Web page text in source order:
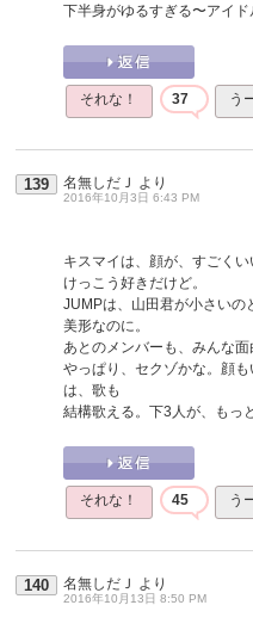
下半身がゆるすぎる〜アイ
それな！ 37 う
139 名無しだＪ より
2016年10月3日 6:43 PM
キスマイは、顔が、すごく
けっこう好きだけど。
JUMPは、山田君が小さいの
美形なのに。
あとのメンバーも、みんな面
やっぱり、セクゾかな。顔
は、歌も
結構歌える。下3人が、もっ
それな！ 45 う
140 名無しだＪ より
2016年10月13日 8:50 PM